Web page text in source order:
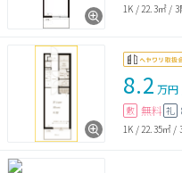
1K / 22.3㎡ / 3
8.2 万円
敷 無料 礼
1K /22.35㎡ /